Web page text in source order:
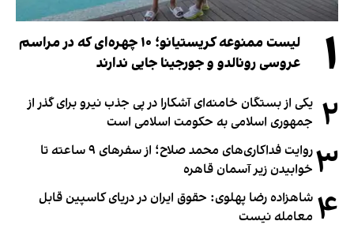
۱
لیست ممنوعه کریستیانو؛ ۱۰ چهره‌ای که در مراسم
عروسی رونالدو و جورجینا جایی ندارند
۲ یکی از بستگان خامنه‌ای آشکارا در پی جذب نیرو برای گذر از
جمهوری اسلامی به حکومت اسلامی است
۳
روایت فداکاری‌های محمد صلاح؛ از سفرهای ۹ ساعته تا
خوابیدن زیر آسمان قاهره
۴ شاهزاده رضا پهلوی: حقوق ایران در دریای کاسپین قابل
معامله نیست